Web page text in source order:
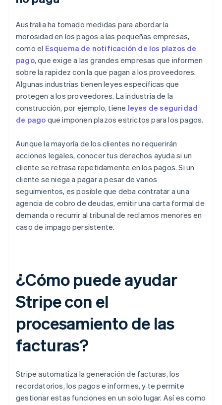
Australia ha tomado medidas para abordar la
morosidad en los pagos a las pequeñas empresas,
como el Esquema de notificación de los plazos de
pago, que exige a las grandes empresas que informen
sobre la rapidez con la que pagan a los proveedores.
Algunas industrias tienen leyes específicas que
protegen a los proveedores. La industria de la
construcción, por ejemplo, tiene leyes de seguridad
de pago que imponen plazos estrictos para los pagos.
Aunque la mayoría de los clientes no requerirán
acciones legales, conocer tus derechos ayuda si un
cliente se retrasa repetidamente en los pagos. Si un
cliente se niega a pagar a pesar de varios
seguimientos, es posible que deba contratar a una
agencia de cobro de deudas, emitir una carta formal de
demanda o recurrir al tribunal de reclamos menores en
caso de impago persistente.
¿Cómo puede ayudar
Stripe con el
procesamiento de las
facturas?
Stripe automatiza la generación de facturas, los
recordatorios, los pagos e informes, y te permite
gestionar estas funciones en un solo lugar. Así es como